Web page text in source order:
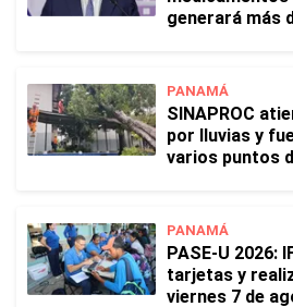
generará más
PANAMÁ
SINAPROC
por lluvias y
varios puntos
PANAMÁ
PASE-U 2026:
tarjetas y
viernes 7 de